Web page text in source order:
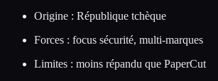
Origine : République tchèque
Forces : focus sécurité, multi-marques
Limites : moins répandu que PaperCut